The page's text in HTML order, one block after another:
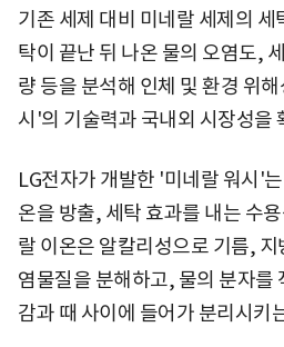
기존 세제 대비 미네랄 세제의 세
탁이 끝난 뒤 나온 물의 오염도,
량 등을 분석해 인체 및 환경 위
시'의 기술력과 국내외 시장성을
LG전자가 개발한 '미네랄 워시'
온을 방출, 세탁 효과를 내는 수
랄 이온은 알칼리성으로 기름,
염물질을 분해하고, 물의 분자를
감과 때 사이에 들어가 분리시키